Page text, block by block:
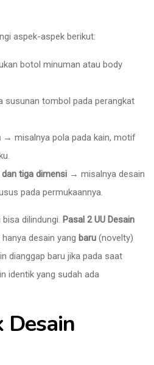
aspek-aspek berikut:
botol minuman atau body
susunan tombol pada perangkat
→ misalnya pola pada kain, motif
tiga dimensi → misalnya desain
pada permukaannya.
dilindungi. Pasal 2 UU Desain
desain yang baru (novelty)
dianggap baru jika pada saat
identik yang sudah ada
Desain